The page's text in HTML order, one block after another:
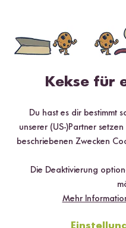
Mehr Rezepte mit
Kekse für
Du hast es dir bestimmt
unserer (US-)Partner
beschriebenen Zwecken
Die Deaktivierung
Mehr